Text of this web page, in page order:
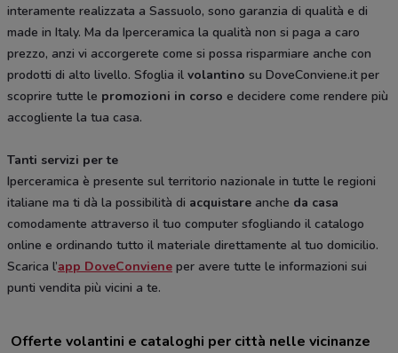
interamente realizzata a Sassuolo, sono garanzia di qualità e di
made in Italy. Ma da Iperceramica la qualità non si paga a caro
prezzo, anzi vi accorgerete come si possa risparmiare anche con
prodotti di alto livello. Sfoglia il volantino su DoveConviene.it per
scoprire tutte le promozioni in corso e decidere come rendere più
accogliente la tua casa.
Tanti servizi per te
Iperceramica è presente sul territorio nazionale in tutte le regioni
italiane ma ti dà la possibilità di acquistare anche da casa
comodamente attraverso il tuo computer sfogliando il catalogo
online e ordinando tutto il materiale direttamente al tuo domicilio.
Scarica l’app DoveConviene per avere tutte le informazioni sui
punti vendita più vicini a te.
Offerte volantini e cataloghi per città nelle vicinanze